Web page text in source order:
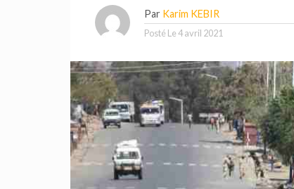
Par Karim KEBIR
Posté Le4 avril 2021